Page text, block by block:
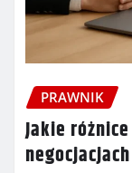
PRAWNIK
Jakie